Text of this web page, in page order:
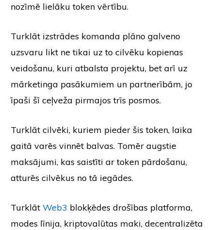
nozīmē lielāku token vērtību.
Turklāt izstrādes komanda plāno galveno
uzsvaru likt ne tikai uz to cilvēku kopienas
veidošanu, kuri atbalsta projektu, bet arī uz
mārketinga pasākumiem un partnerībām, jo
īpaši šī ceļveža pirmajos trīs posmos.
Turklāt cilvēki, kuriem pieder šis token, laika
gaitā varēs vinnēt balvas. Tomēr augstie
maksājumi, kas saistīti ar token pārdošanu,
atturēs cilvēkus no tā iegādes.
TurklātWeb3 blokķēdes drošības platforma,
modes līnija, kriptovalūtas maki, decentralizēta